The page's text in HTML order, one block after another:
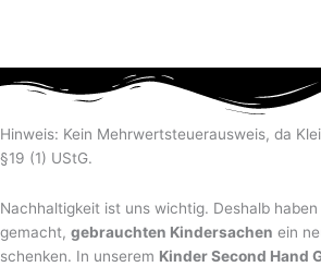
Hinweis: Kein Mehrwertsteuerausweis, da
§19 (1) UStG.
Nachhaltigkeit ist uns wichtig. Deshalb
gemacht, gebrauchten Kindersachen ein
schenken. In unserem Kinder Second Hand